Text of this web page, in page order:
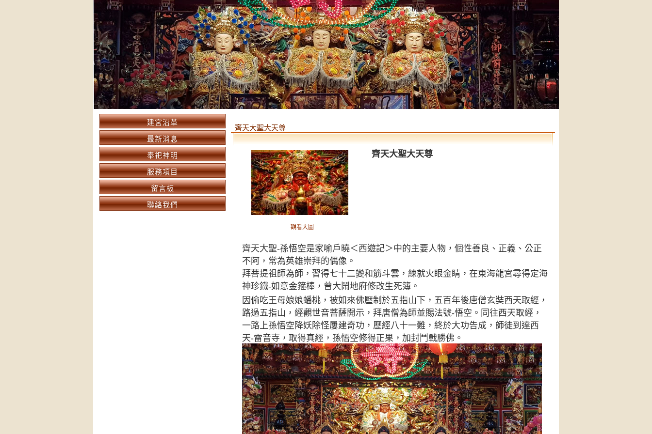
齊天大聖大天尊
觀看大圖
齊天大聖大天尊
齊天大聖-孫悟空是家喻戶曉＜西遊記＞中的主要人物，個性善良、正義、公正
不阿，常為英雄崇拜的偶像。
拜菩提祖師為師，習得七十二變和筋斗雲，練就火眼金睛，在東海龍宮尋得定海
神珍鐵-如意金箍棒，曾大鬧地府修改生死簿。
因偷吃王母娘娘蟠桃，被如來佛壓制於五指山下，五百年後唐僧玄奘西天取經，
路過五指山，經觀世音菩薩開示，拜唐僧為師並賜法號-悟空。同往西天取經，
一路上孫悟空降妖除怪屢建奇功，歷經八十一難，終於大功告成，師徒到達西
天-雷音寺，取得真經，孫悟空修得正果，加封鬥戰勝佛。
建宮沿革
最新消息
奉祀神明
服務項目
留言板
聯絡我們